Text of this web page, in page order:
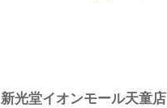
新光堂イオンモール天童店